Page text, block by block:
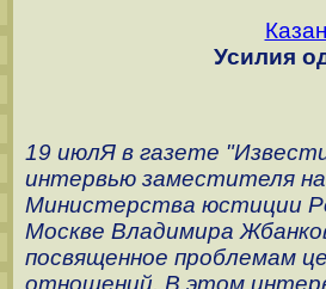
Усилия
19 июлЯ в газете
интервью заместителя
Министерства юстиции
Москве Владимира
посвященное проблемам
отношений. В этом